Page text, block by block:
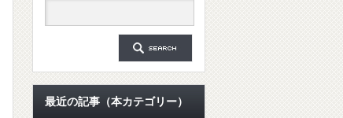
最近の記事（本カテゴリー）